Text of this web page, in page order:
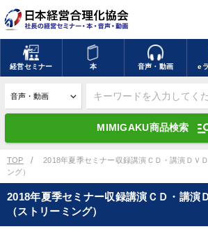
経営セミナー 本 音声・動画 e
MIMIGAKU商品検索
キーワードを入力して探す
デジタル版対応のみ検索結果に表示する
search 上記の条件で検索
mic 講演収録物を探す
TOP
2018年夏季セミナー収録講演ＣＤ・講演ＤＶ
ング）
2018年夏季セミナー収録講演ＣＤ・講演
（ストリーミング）